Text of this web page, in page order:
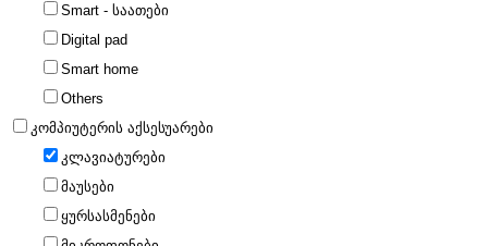
Smart - საათები
Digital pad
Smart home
Others
კომპიუტერის აქსესუარები
კლავიატურები
მაუსები
ყურსასმენები